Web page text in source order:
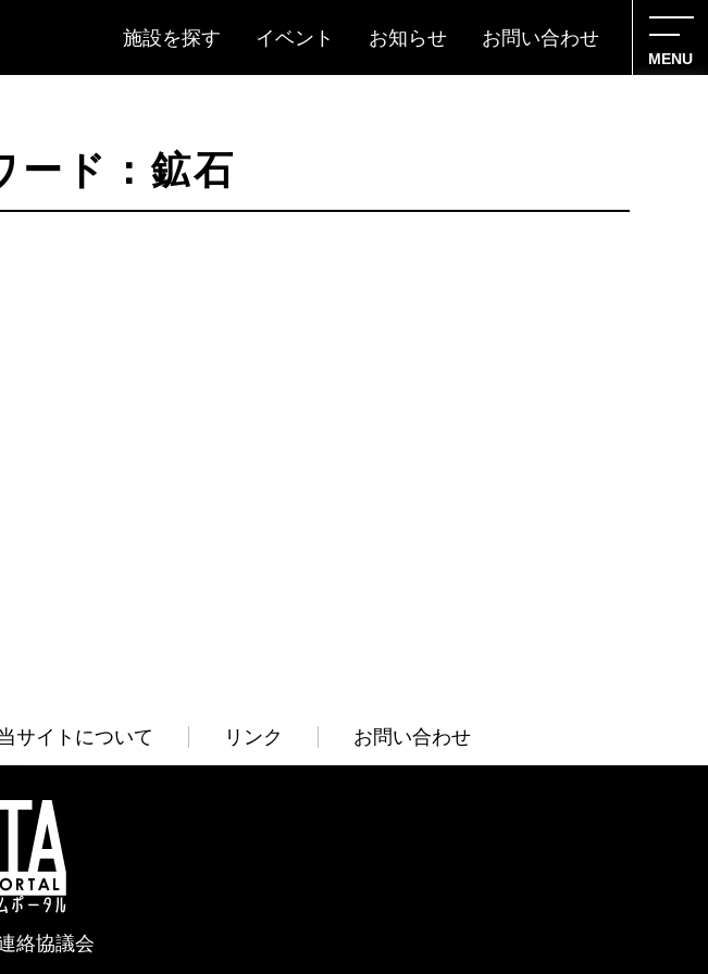
施設を探す イベント お知らせ お問い合わせ
MENU
ード：鉱石
サイトについて リンク お問い合わせ
絡協議会